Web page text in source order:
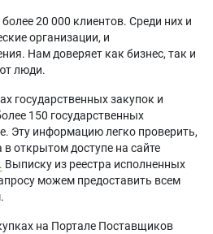
20 000 клиентов. Среди них и
организации, и
Нам доверяет как бизнес, так и
люди.
государственных закупок и
150 государственных
Эту информацию легко проверить,
открытом доступе на сайте
Выписку из реестра исполненных
можем предоставить всем
на Портале Поставщиков